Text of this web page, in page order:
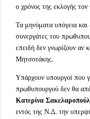
ο χρόνος της εκλογής
Τα μηνύματα υπόγεια και
συνεργάτες του
επειδή δεν γνωρίζουν αν
Μητσοτάκης.
Υπάρχουν υπουργοί που
πρωθυπουργού δεν θα
Κατερίνα
εντός της Ν.Δ. την